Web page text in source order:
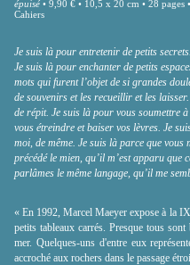
épuisé • 9,90 € • 10,5 x 20 cm • 28
Cahiers
Je suis là pour entretenir de petits secrets.
Je suis là pour enchanter de petits
mots qui furent l’objet de si grandes
de souvenirs et les recueillir et les
de répit. Je suis là pour vous soumettre
vous étreindre et baiser vos lèvres. Je
moi, de même. Je suis là parce que vous
précédé le mien, qu’il m’est apparu que
parlâmes le même langage, qu’il me
« En 1992, Marcel Maeyer expose à la
petits tableaux carrés. Presque tous
mer. Quelques-uns d'entre eux
accroché aux rochers dans le passage